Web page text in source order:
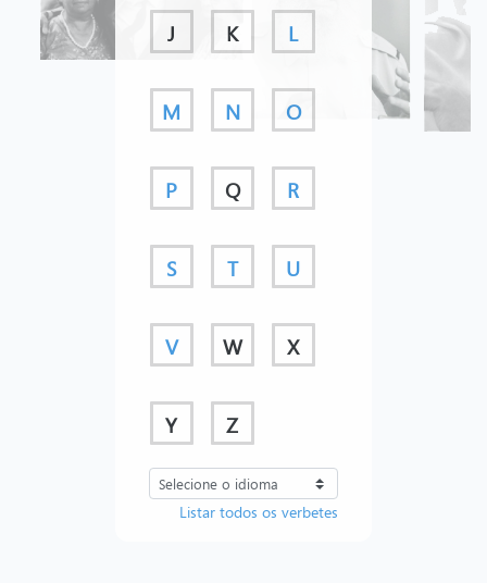
J K L
M N O
P Q R
S T U
V W X
Y Z
Listar todos os verbetes